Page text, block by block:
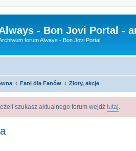
- Bon Jovi Portal -
forum Always - Bon Jovi Portal
Fani dla Fanów Zloty, akcje
szukasz aktualnego forum wejdź tutaj